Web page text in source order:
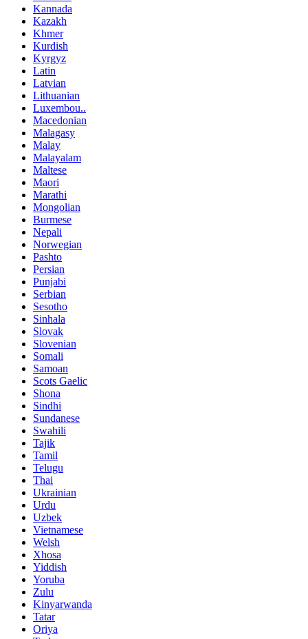
Kannada
Kazakh
Khmer
Kurdish
Kyrgyz
Latin
Latvian
Lithuanian
Luxembou..
Macedonian
Malagasy
Malay
Malayalam
Maltese
Maori
Marathi
Mongolian
Burmese
Nepali
Norwegian
Pashto
Persian
Punjabi
Serbian
Sesotho
Sinhala
Slovak
Slovenian
Somali
Samoan
Scots Gaelic
Shona
Sindhi
Sundanese
Swahili
Tajik
Tamil
Telugu
Thai
Ukrainian
Urdu
Uzbek
Vietnamese
Welsh
Xhosa
Yiddish
Yoruba
Zulu
Kinyarwanda
Tatar
Oriya